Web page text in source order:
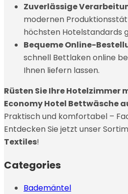
Zuverlässige
modernen
höchsten Hotelstandards
Bequeme Online-
schnell Bettlaken online
Ihnen liefern lassen.
Rüsten Sie Ihre Hotelzimmer
Economy Hotel Bettwäsche
Praktisch und komfortabel –
Entdecken Sie jetzt unser
Textiles!
Categories
Bademäntel